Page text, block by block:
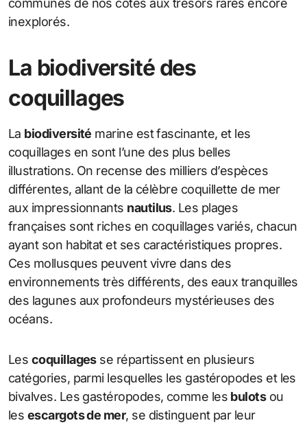
inexplorés.
La biodiversité des
coquillages
La biodiversité marine est fascinante, et les
coquillages en sont l’une des plus belles
illustrations. On recense des milliers d’espèces
différentes, allant de la célèbre coquillette de mer
aux impressionnants nautilus. Les plages
françaises sont riches en coquillages variés, chacun
ayant son habitat et ses caractéristiques propres.
Ces mollusques peuvent vivre dans des
environnements très différents, des eaux tranquilles
des lagunes aux profondeurs mystérieuses des
océans.
Les coquillagesse répartissent en plusieurs
catégories, parmi lesquelles les gastéropodes et les
bivalves. Les gastéropodes, comme les bulotsou
les escargots de mer, se distinguent par leur